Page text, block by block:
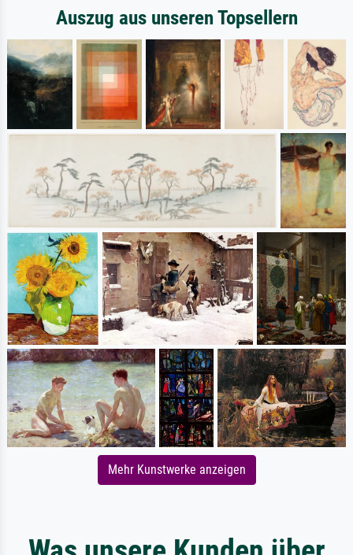
Auszug aus unseren Topsellern
Mehr Kunstwerke anzeigen